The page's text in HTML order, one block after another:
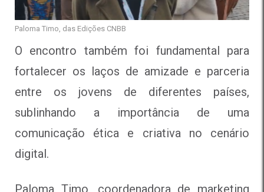
Paloma Timo, das Edições CNBB
O encontro também foi fundamental para
fortalecer os laços de amizade e parceria
entre os jovens de diferentes países,
sublinhando a importância de uma
comunicação ética e criativa no cenário
digital.
Paloma Timo, coordenadora de marketing